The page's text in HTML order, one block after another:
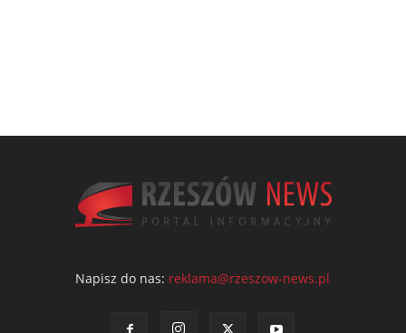
Napisz do nas: reklama@rzeszow-news.pl